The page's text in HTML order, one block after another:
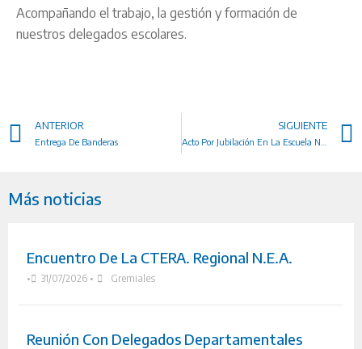
Acompañando el trabajo, la gestión y formación de
nuestros delegados escolares.
ANTERIOR
Entrega De Banderas
SIGUIENTE
Más noticias
Encuentro De La CTERA. Regional N.E.A.
• 31/07/2026 • Gremiales
Reunión Con Delegados Departamentales